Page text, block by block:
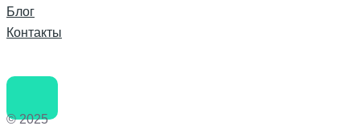
Блог
Контакты
© 2025